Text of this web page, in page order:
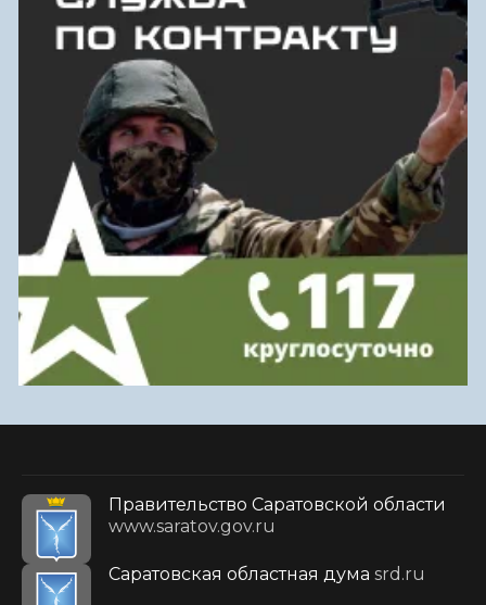
Правительство Саратовской области
www.saratov.gov.ru
Саратовская областная дума srd.ru